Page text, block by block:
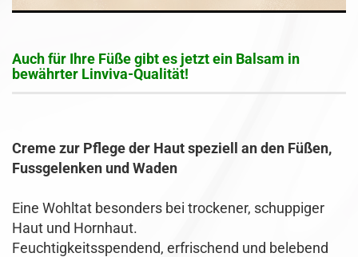
Auch für Ihre Füße gibt es jetzt ein Balsam in
bewährter Linviva-Qualität!
Creme zur Pflege der Haut speziell an den Füßen,
Fussgelenken und Waden
Eine Wohltat besonders bei trockener, schuppiger
Haut und Hornhaut.
Feuchtigkeitsspendend, erfrischend und belebend